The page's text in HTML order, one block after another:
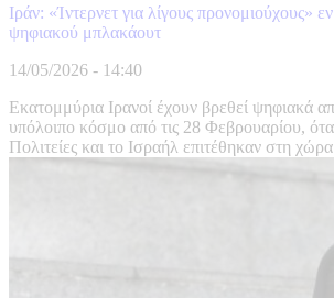
Ιράν: «Ίντερνετ για λίγους προνομιούχους»
ψηφιακού μπλακάουτ
14/05/2026 - 14:40
Εκατομμύρια Ιρανοί έχουν βρεθεί ψηφιακά
υπόλοιπο κόσμο από τις 28 Φεβρουαρίου,
Πολιτείες και το Ισραήλ επιτέθηκαν στη